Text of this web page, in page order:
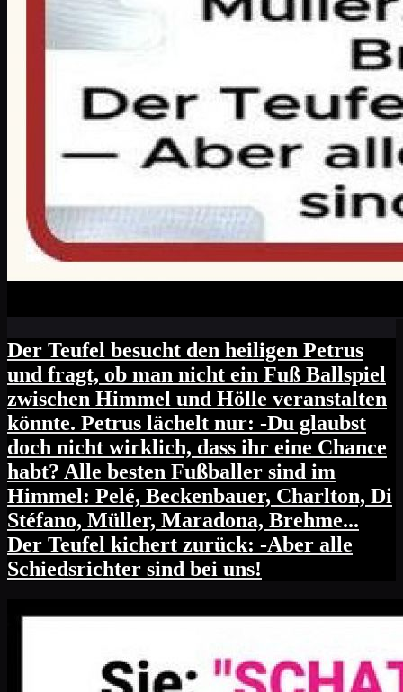
Der Teufel besucht den heiligen Petrus
und fragt, ob man nicht ein Fuß Ballspiel
zwischen Himmel und Hölle veranstalten
könnte. Petrus lächelt nur: -Du glaubst
doch nicht wirklich, dass ihr eine Chance
habt? Alle besten Fußballer sind im
Himmel: Pelé, Beckenbauer, Charlton, Di
Stéfano, Müller, Maradona, Brehme...
Der Teufel kichert zurück: -Aber alle
Schiedsrichter sind bei uns!